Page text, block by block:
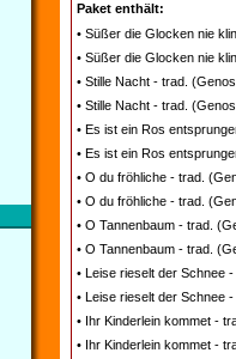
Paket enthält:
• Süßer die Glocken nie
• Süßer die Glocken nie
• Stille Nacht - trad.
• Stille Nacht - trad.
• Es ist ein Ros
• Es ist ein Ros
• O du fröhliche - trad.
• O du fröhliche - trad.
• O Tannenbaum - trad.
• O Tannenbaum - trad.
• Leise rieselt der Schnee
• Leise rieselt der Schnee
• Ihr Kinderlein kommet -
• Ihr Kinderlein kommet -